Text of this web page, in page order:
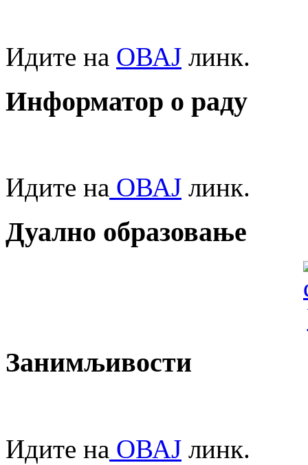
Идите на ОВАЈ линк.
Информатор о раду
Идите на ОВАЈ линк.
Дуално образовање
Занимљивости
Идите на ОВАЈ линк.